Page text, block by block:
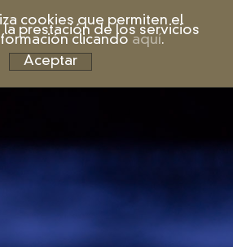
cookies que permiten el
prestación de los servicios
clicando aquí.
Aceptar